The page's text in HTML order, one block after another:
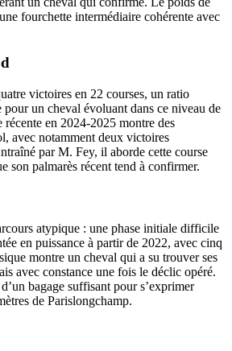
fourchette intermédiaire cohérente avec
victoires en 22 courses, un ratio
un cheval évoluant dans ce niveau de
en 2024-2025 montre des
avec notamment deux victoires
par M. Fey, il aborde cette course
son palmarès récent tend à confirmer.
atypique : une phase initiale difficile
en puissance à partir de 2022, avec cinq
montre un cheval qui a su trouver ses
avec constance une fois le déclic opéré.
bagage suffisant pour s’exprimer
de Parislongchamp.